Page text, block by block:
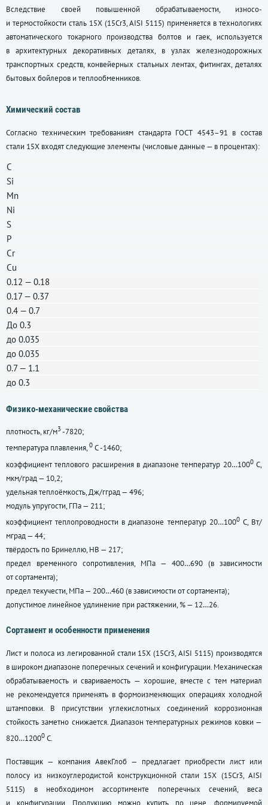
Вследствие своей повышенной обрабатываемости, износо-
и термостойкости сталь 15Х (15Сr3, AISI 5115) применяется в технологиях
автоматического токарного производства болтов и гаек, используется
в архитектурных декоративных деталях, в узлах железнодорожных
транспортных средств, конвейерных стальных лентах, фитингах, деталях
бытовых бойлеров и теплообменников.
Химический состав
Согласно техническим требованиям стандарта ГОСТ 4543–91 в состав
стали 15Х входят следующие элементы (числовые данные — в процентах):
C
Si
Mn
Ni
S
P
Cr
Cu
0.12 — 0.18
0.17 — 0.37
0.4 — 0.7
До 0.3
до 0.035
до 0.035
0.7 — 1.1
до 0.3
Физико-механические свойства
плотность, кг/м3-7820;
температура плавления,0 С -1460;
коэффициент теплового расширения в диапазоне температур 20…1000С,
мкм/град — 10,2;
удельная теплоёмкость, Дж/гград — 496;
модуль упругости, ГПа — 211;
коэффициент теплопроводности в диапазоне температур 20…1000С, Вт/
мград — 44;
твёрдость по Бринеллю, НВ — 217;
предел временного сопротивления, МПа — 400…690 (в зависимости
от сортамента);
предел текучести, МПа — 200…460 (в зависимости от сортамента);
допустимое линейное удлинение при растяжении, % — 12…26.
Сортамент и особенности применения
Лист и полоса из легированной стали 15Х (15Сr3, AISI 5115) производятся
в широком диапазоне поперечных сечений и конфигурации. Механическая
обрабатываемость и свариваемость — хорошие, вместе с тем материал
не рекомендуется применять в формоизменяющих операциях холодной
штамповки. В присутствии углекислотных соединений коррозионная
стойкость заметно снижается. Диапазон температурных режимов ковки —
820…12000 С.
Поставщик — компания АвекГлоб — предлагает приобрести лист или
полосу из низкоуглеродистой конструкционной стали 15Х (15Сr3, AISI
5115) в необходимом ассортименте поперечных сечений, веса
и конфигурации. Продукцию можно купить по цене, формируемой